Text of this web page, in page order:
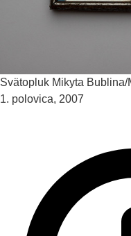
Svätopluk Mikyta Bublina/
1. polovica, 2007